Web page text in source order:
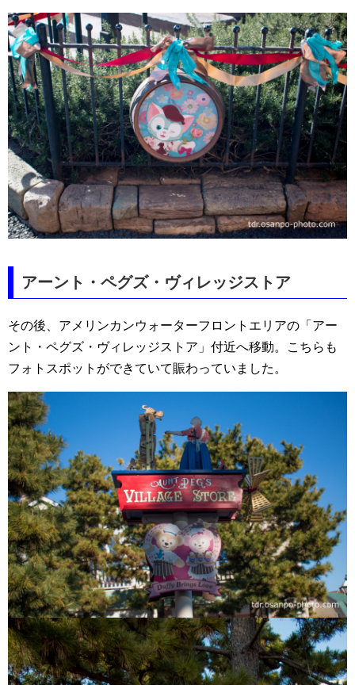
アーント・ペグズ・ヴィレッジストア
その後、アメリンカンウォーターフロントエリアの「アー
ント・ペグズ・ヴィレッジストア」付近へ移動。こちらも
フォトスポットができていて賑わっていました。